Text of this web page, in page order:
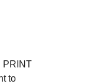
PRINT
to